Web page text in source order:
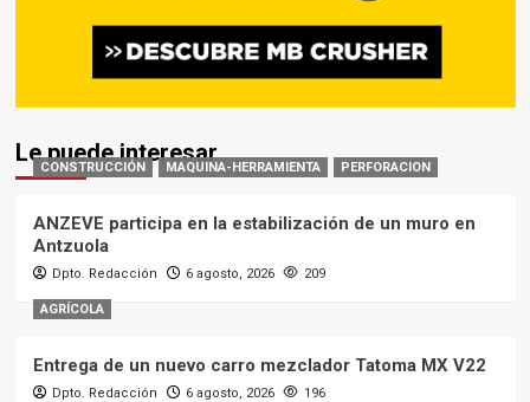
Le puede interesar
CONSTRUCCIÓN MAQUINA-HERRAMIENTA PERFORACION
ANZEVE participa en la estabilización de un muro en
Antzuola
Dpto. Redacción 6 agosto, 2026 209
AGRÍCOLA
Entrega de un nuevo carro mezclador Tatoma MX V22
Dpto. Redacción 6 agosto, 2026 196